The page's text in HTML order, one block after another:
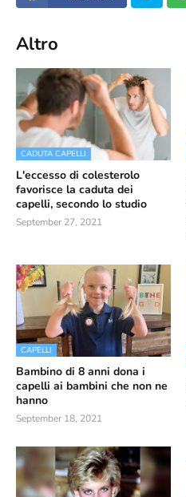
Altro
CADUTA CAPELLI
L'eccesso di colesterolo
favorisce la caduta dei
capelli, secondo lo studio
September 27, 2021
CAPELLI
Bambino di 8 anni dona i
capelli ai bambini che non ne
hanno
September 18, 2021